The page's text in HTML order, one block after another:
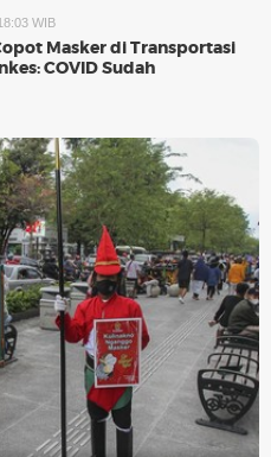
WIB
Masker di Transportasi
COVID Sudah